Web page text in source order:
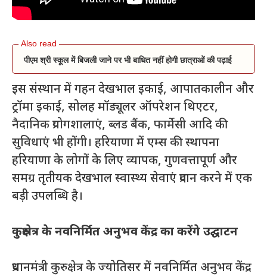
पीएम श्री स्कूल में बिजली जाने पर भी बाधित नहीं होगी छात्राओं की पढ़ाई
इस संस्थान में गहन देखभाल इकाई, आपातकालीन और
ट्रॉमा इकाई, सोलह मॉड्यूलर ऑपरेशन थिएटर,
नैदानिक प्रयोगशालाएं, ब्लड बैंक, फार्मेसी आदि की
सुविधाएं भी होंगी। हरियाणा में एम्स की स्थापना
हरियाणा के लोगों के लिए व्यापक, गुणवत्तापूर्ण और
समग्र तृतीयक देखभाल स्वास्थ्य सेवाएं प्रदान करने में एक
बड़ी उपलब्धि है।
कुरुक्षेत्र के नवनिर्मित अनुभव केंद्र का करेंगे उद्घाटन
प्रधानमंत्री कुरुक्षेत्र के ज्योतिसर में नवनिर्मित अनुभव केंद्र